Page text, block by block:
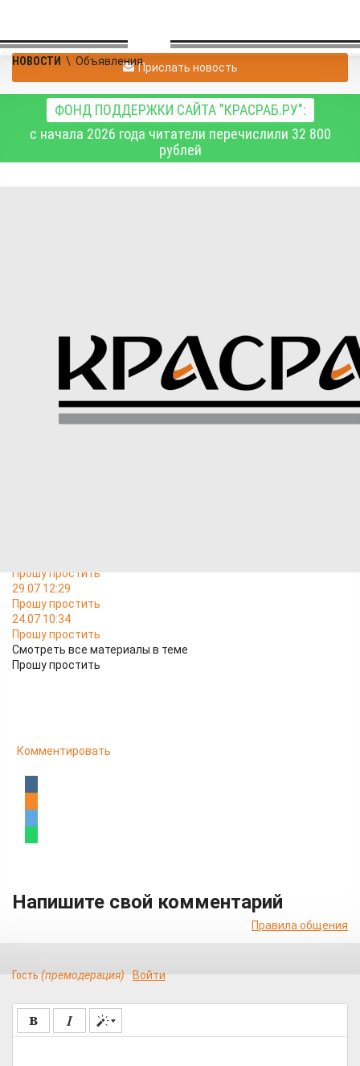
НОВОСТИ \ ОбъявленияПрислать новость
ФОНД ПОДДЕРЖКИ САЙТА "КРАСРАБ.РУ":
с начала 2026 года читатели перечислили 32 800
рублей
Прошу простить
29.07 12:29
Прошу простить
24.07 10:34
Прошу простить
Смотреть все материалы в теме
Прошу простить
Комментировать
Напишите свой комментарий
Правила общения
Гость (премодерация) Войти